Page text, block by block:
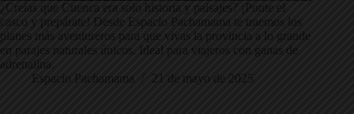
¿Creías que Cuenca era solo historia y paisajes? ¡Ponte el
casco y prepárate! Desde Espacio Pachamama te traemos los
planes más aventureros para que vivas la provincia a lo grande
en parajes naturales únicos. Ideal para viajeros con ganas de
adrenalina.
Espacio Pachamama
21 de mayo de 2025